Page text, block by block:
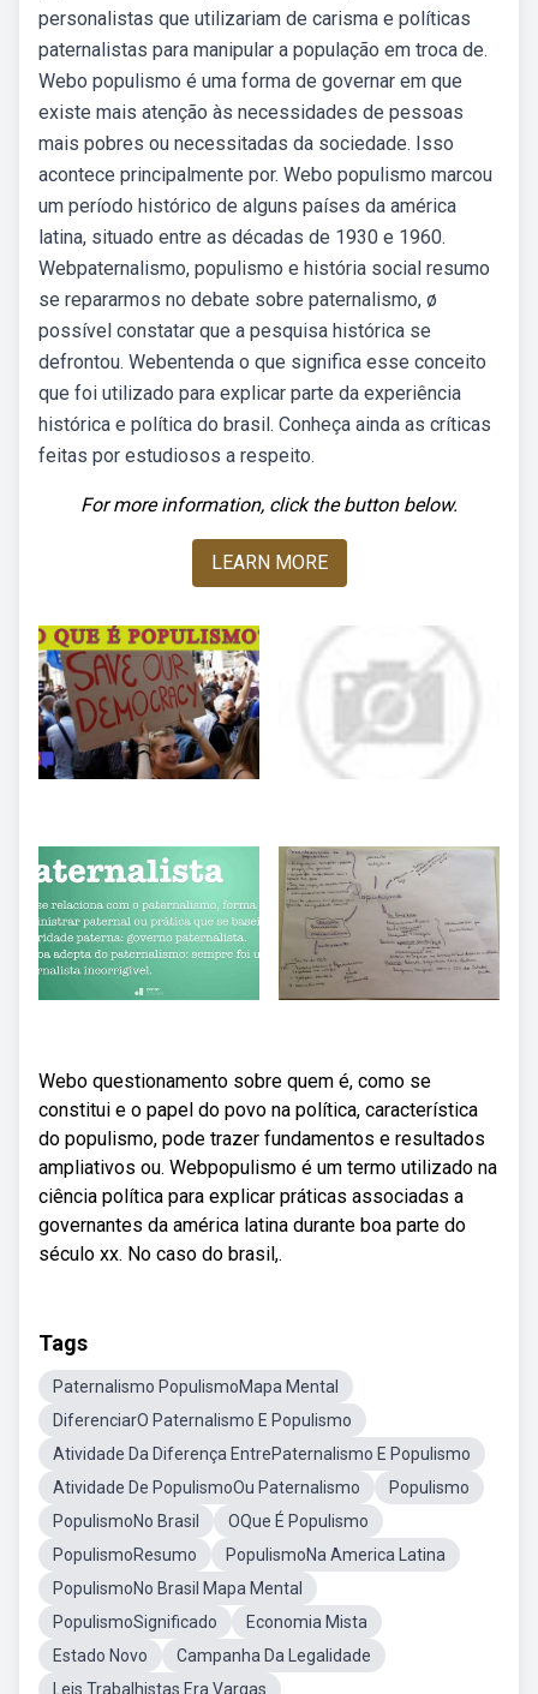
personalistas que utilizariam de carisma e políticas
paternalistas para manipular a população em troca de.
Webo populismo é uma forma de governar em que
existe mais atenção às necessidades de pessoas
mais pobres ou necessitadas da sociedade. Isso
acontece principalmente por. Webo populismo marcou
um período histórico de alguns países da américa
latina, situado entre as décadas de 1930 e 1960.
Webpaternalismo, populismo e história social resumo
se repararmos no debate sobre paternalismo, ø
possível constatar que a pesquisa histórica se
defrontou. Webentenda o que significa esse conceito
que foi utilizado para explicar parte da experiência
histórica e política do brasil. Conheça ainda as críticas
feitas por estudiosos a respeito.
For more information, click the button below.
LEARN MORE
Webo questionamento sobre quem é, como se
constitui e o papel do povo na política, característica
do populismo, pode trazer fundamentos e resultados
ampliativos ou. Webpopulismo é um termo utilizado na
ciência política para explicar práticas associadas a
governantes da américa latina durante boa parte do
século xx. No caso do brasil,.
Tags
Paternalismo PopulismoMapa Mental
DiferenciarO Paternalismo E Populismo
Atividade Da Diferença EntrePaternalismo E Populismo
Atividade De PopulismoOu Paternalismo
Populismo
PopulismoNo Brasil
OQue É Populismo
PopulismoResumo
PopulismoNa America Latina
PopulismoNo Brasil Mapa Mental
PopulismoSignificado
Economia Mista
Estado Novo
Campanha Da Legalidade
Leis Trabalhistas Era Vargas